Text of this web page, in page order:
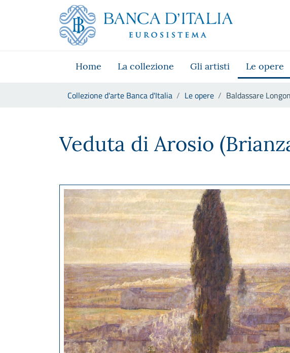
Skip to Main Content
Vai al sito istituzionale
Vai al menu di navigazione
Vai alla ricerca
Vai ai contenuti
Home La collezione Gli artisti Le opere
Collezione d'arte Banca d'Italia Le opere Baldassare
Veduta di Arosio